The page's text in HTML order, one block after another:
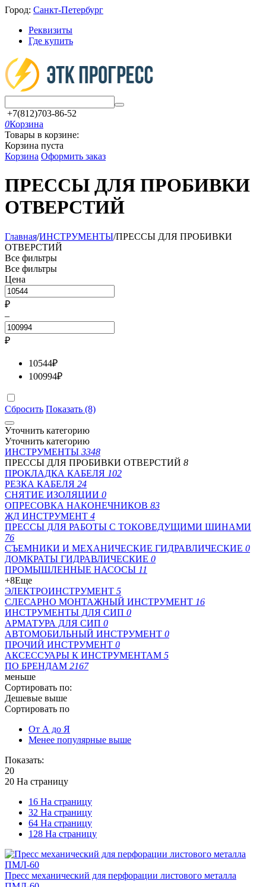
Город: Санкт-Петербург
Реквизиты
Где купить
+7(812)703-86-52
0Корзина
Товары в корзине:
Корзина пуста
Корзина Оформить заказ
ПРЕССЫ ДЛЯ ПРОБИВКИ
ОТВЕРСТИЙ
Главная/ИНСТРУМЕНТЫ/ПРЕССЫ ДЛЯ ПРОБИВКИ
ОТВЕРСТИЙ
Все фильтры
Все фильтры
Цена
₽
–
₽
10544₽
100994₽
Сбросить Показать (8)
Уточнить категорию
Уточнить категорию
ИНСТРУМЕНТЫ 3348
ПРЕССЫ ДЛЯ ПРОБИВКИ ОТВЕРСТИЙ 8
ПРОКЛАДКА КАБЕЛЯ 102
РЕЗКА КАБЕЛЯ 24
СНЯТИЕ ИЗОЛЯЦИИ 0
ОПРЕСОВКА НАКОНЕЧНИКОВ 83
ЖД ИНСТРУМЕНТ 4
ПРЕССЫ ДЛЯ РАБОТЫ С ТОКОВЕДУЩИМИ ШИНАМИ
76
СЪЕМНИКИ И МЕХАНИЧЕСКИЕ ГИДРАВЛИЧЕСКИЕ 0
ДОМКРАТЫ ГИДРАВЛИЧЕСКИЕ 0
ПРОМЫШЛЕННЫЕ НАСОСЫ 11
+8Еще
ЭЛЕКТРОИНСТРУМЕНТ 5
СЛЕСАРНО МОНТАЖНЫЙ ИНСТРУМЕНТ 16
ИНСТРУМЕНТЫ ДЛЯ СИП 0
АРМАТУРА ДЛЯ СИП 0
АВТОМОБИЛЬНЫЙ ИНСТРУМЕНТ 0
ПРОЧИЙ ИНСТРУМЕНТ 0
АКСЕССУАРЫ К ИНСТРУМЕНТАМ 5
ПО БРЕНДАМ 2167
меньше
Сортировать по:
Дешевые выше
Сортировать по
От А до Я
Менее популярные выше
Показать:
20
20 На страницу
16 На страницу
32 На страницу
64 На страницу
128 На страницу
Пресс механический для перфорации листового металла